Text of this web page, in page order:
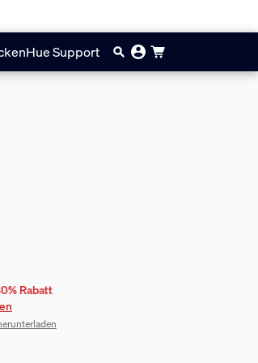
Hue Support
40.00
Rabatt